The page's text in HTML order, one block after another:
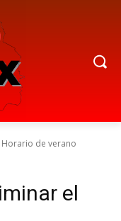
Horario de verano
el